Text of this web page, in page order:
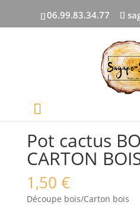
06.99.83.34.77
DECOUPES BOIS/
ou CARTON BOIS
Pot cactus
CARTON
1,50 €
Découpe bois/Carton bois